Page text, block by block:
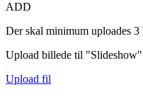
ADD
Der skal minimum uploades
Upload billede til
Upload fil